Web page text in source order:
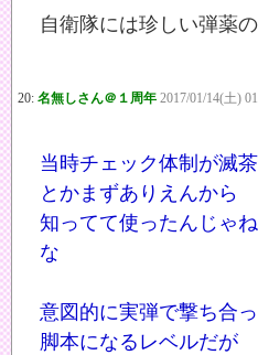
自衛隊には珍しい弾薬
20: 名無しさん＠１周年 2017/01/14(土)
当時チェック体制が滅
とかまずありえんから
知ってて使ったんじゃ
な
意図的に実弾で撃ち合
脚本になるレベルだが